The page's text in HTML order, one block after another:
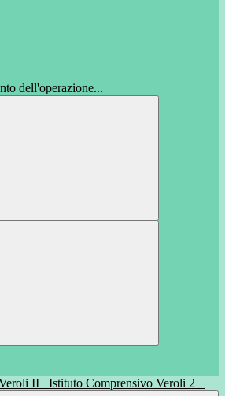
dell'operazione...
Istituto Comprensivo Veroli 2